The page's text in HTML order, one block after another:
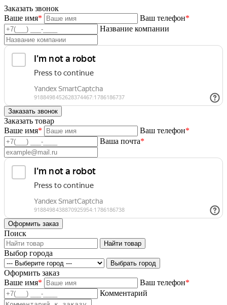
Заказать звонок
Ваше имя* Ваш телефон*
Название компании
Заказать товар
Ваше имя* Ваш телефон*
Ваша почта*
Поиск
Выбор города
Оформить заказ
Ваше имя* Ваш телефон*
Комментарий